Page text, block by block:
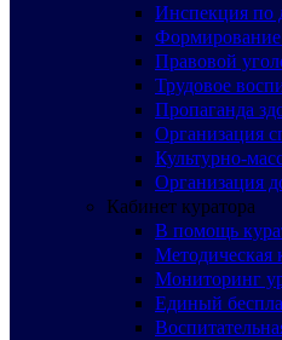
Инспекция по
Формирование
Правовой
Трудовое
Пропаганда
Организация
Культурно-
Организация
Кабинет куратора
В помощь
Методическая
Мониторинг
Единый